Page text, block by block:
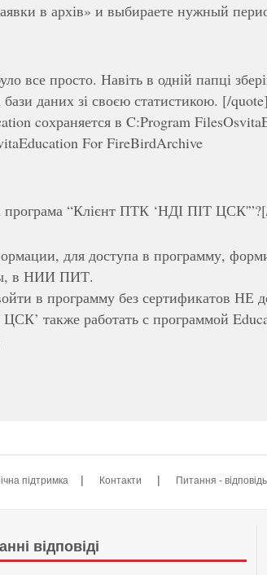
в архів» и выбираете нужный
все просто. Навіть в одній папці
бази даних зі своєю статистикою. [/quote]
cохраняется в C:Program
For FireBirdArchive
програма “Клієнт ПТК ‘НДІ ПІТ
для доступа в программу,
в НИИ ПИТ.
в программу без сертификатов НЕ
также работать с программой
підтримка | Контакти | Питання - відповідь
відповіді